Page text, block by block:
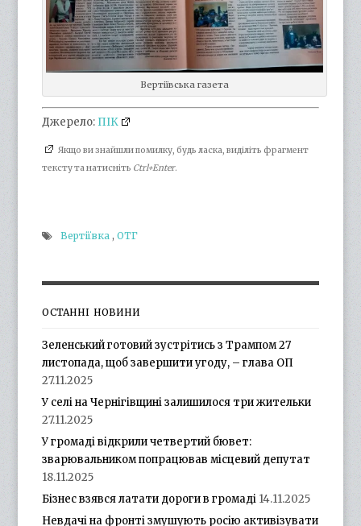
Вертіївська газета
Джерело: ПІК
Якщо ви знайшли помилку, будь ласка, виділіть фрагмент
тексту та натисніть Ctrl+Enter.
Вертіївка ,ОТГ
ОСТАННІ НОВИНИ
Зеленський готовий зустрітись з Трампом 27
листопада, щоб завершити угоду, – глава ОП
27.11.2025
У селі на Чернігівщині залишилося три жительки
27.11.2025
У громаді відкрили четвертий бювет:
зварювальником попрацював місцевий депутат
18.11.2025
Бізнес взявся латати дороги в громаді 14.11.2025
Невдачі на фронті змушують росію активізувати